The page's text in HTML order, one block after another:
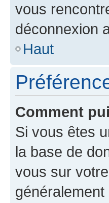
vous
déconnexion
Haut
Comment
Si vous êtes
la base de
vous sur